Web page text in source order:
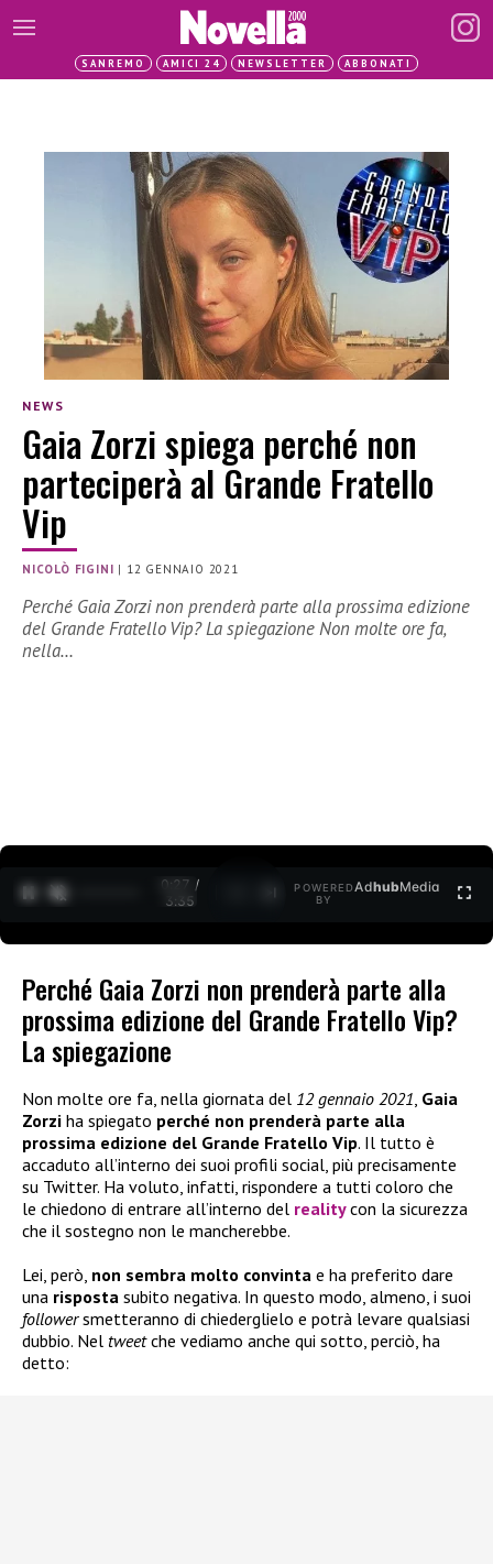
SANREMO AMICI 24 NEWSLETTER ABBONATI
NEWS
Gaia Zorzi spiega perché non
parteciperà al Grande Fratello
Vip
NICOLÒ FIGINI | 12 GENNAIO 2021
Perché Gaia Zorzi non prenderà parte alla prossima edizione
del Grande Fratello Vip? La spiegazione Non molte ore fa,
nella…
0:27 /
3:35
POWERED
BY
AdhubMedia
Perché Gaia Zorzi non prenderà parte alla
prossima edizione del Grande Fratello Vip?
La spiegazione
Non molte ore fa, nella giornata del 12 gennaio 2021, Gaia
Zorzi ha spiegato perché non prenderà parte alla
prossima edizione del Grande Fratello Vip. Il tutto è
accaduto all’interno dei suoi profili social, più precisamente
su Twitter. Ha voluto, infatti, rispondere a tutti coloro che
le chiedono di entrare all’interno del realitycon la sicurezza
che il sostegno non le mancherebbe.
Lei, però, non sembra molto convinta e ha preferito dare
una risposta subito negativa. In questo modo, almeno, i suoi
followersmetteranno di chiederglielo e potrà levare qualsiasi
dubbio. Nel tweetche vediamo anche qui sotto, perciò, ha
detto: